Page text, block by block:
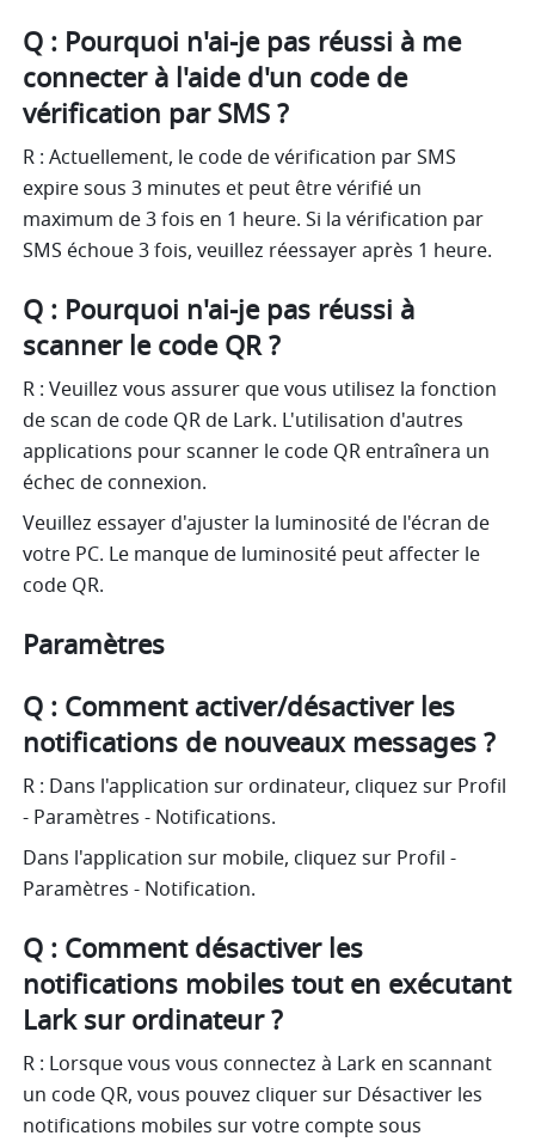
Q : Pourquoi n'ai-je pas réussi à me
connecter à l'aide d'un code de
vérification par SMS ?
R : Actuellement, le code de vérification par SMS
expire sous 3 minutes et peut être vérifié un
maximum de 3 fois en 1 heure. Si la vérification par
SMS échoue 3 fois, veuillez réessayer après 1 heure.
Q : Pourquoi n'ai-je pas réussi à
scanner le code QR ?
R : Veuillez vous assurer que vous utilisez la fonction
de scan de code QR de Lark. L'utilisation d'autres
applications pour scanner le code QR entraînera un
échec de connexion.
Veuillez essayer d'ajuster la luminosité de l'écran de
votre PC. Le manque de luminosité peut affecter le
code QR.
Paramètres
Q : Comment activer/désactiver les
notifications de nouveaux messages ?
R : Dans l'application sur ordinateur, cliquez sur Profil
- Paramètres - Notifications.
Dans l'application sur mobile, cliquez sur Profil -
Paramètres - Notification.
Q : Comment désactiver les
notifications mobiles tout en exécutant
Lark sur ordinateur ?
R : Lorsque vous vous connectez à Lark en scannant
un code QR, vous pouvez cliquer sur Désactiver les
notifications mobiles sur votre compte sous